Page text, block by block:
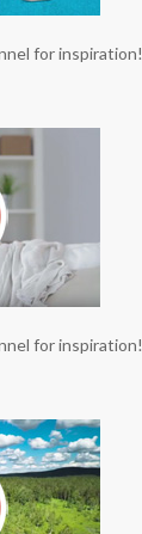
for inspiration!
for inspiration!